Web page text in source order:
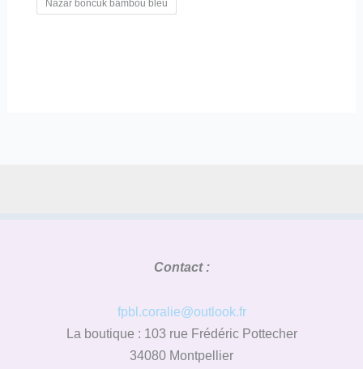
Nazar boncuk bambou bleu
Contact :
fpbl.coralie@outlook.fr
La boutique : 103 rue Frédéric Pottecher
34080 Montpellier